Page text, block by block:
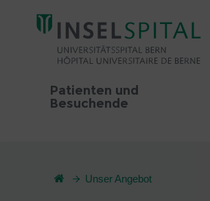
Patienten und
Besuchende
Unser Angebot